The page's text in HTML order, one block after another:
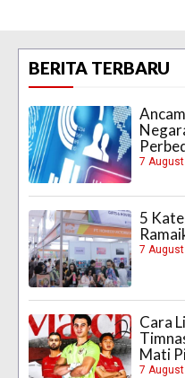
BERITA TERBARU
7
5
7
Cara
Mati
7